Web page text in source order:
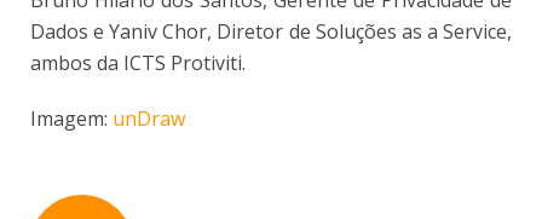
Dados e Yaniv Chor, Diretor de Soluções as a Service,
ambos da ICTS Protiviti.
Imagem: unDraw